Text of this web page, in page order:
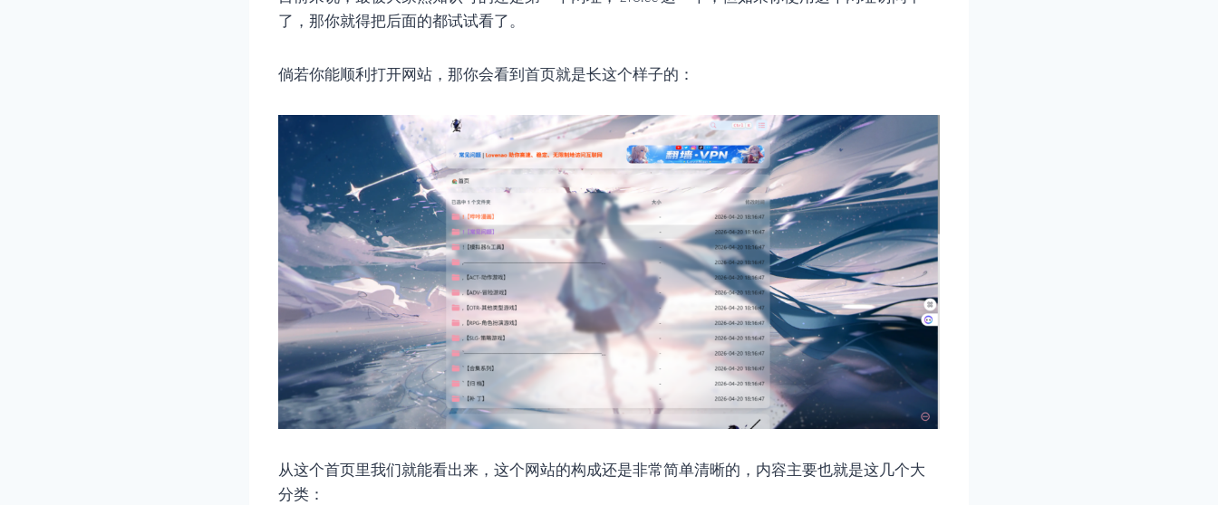
了，那你就得把后面的都试试看了。
倘若你能顺利打开网站，那你会看到首页就是长这个样子的：
从这个首页里我们就能看出来，这个网站的构成还是非常简单清晰的，内容主要也就是这几个大
分类：